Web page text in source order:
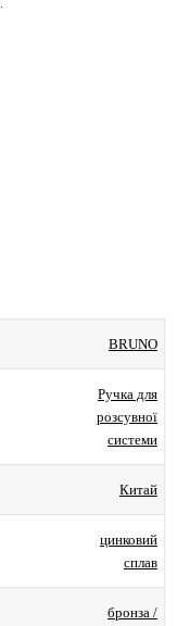
BRUNO
Ручка для
розсувної
системи
Китай
цинковий
сплав
бронза /